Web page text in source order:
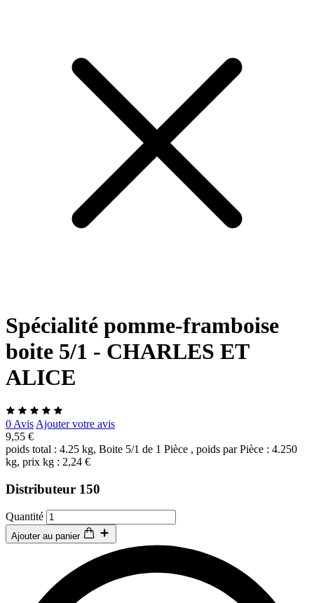
Spécialité pomme-framboise
boite 5/1 - CHARLES ET
ALICE
0 Avis Ajouter votre avis
9,55 €
poids total : 4.25 kg, Boite 5/1 de 1 Pièce , poids par Pièce : 4.250
kg, prix kg : 2,24 €
Distributeur 150
Quantité
Ajouter au panier